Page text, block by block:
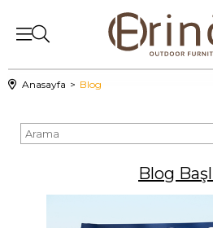
Anasayfa Blog
Blog